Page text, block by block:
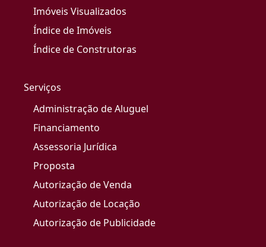
Imóveis Visualizados
Índice de Imóveis
Índice de Construtoras
Serviços
Administração de Aluguel
Financiamento
Assessoria Jurídica
Proposta
Autorização de Venda
Autorização de Locação
Autorização de Publicidade